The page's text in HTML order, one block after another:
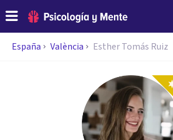
España València Esther Tomás Ruiz